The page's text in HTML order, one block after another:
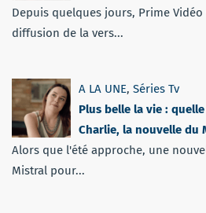
Depuis quelques jours, Prime
diffusion de la vers...
A LA UNE, Séries Tv
Plus belle la vie :
Charlie, la nouvelle du
Alors que l'été approche, une
Mistral pour...